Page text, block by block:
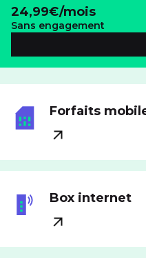
24,99€/mois
Sans engagement
Forfaits
Box internet